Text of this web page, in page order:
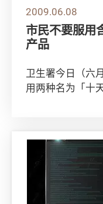
2009.06.08
市民不要服用
产品
卫生署今日（六
用两种名为「十